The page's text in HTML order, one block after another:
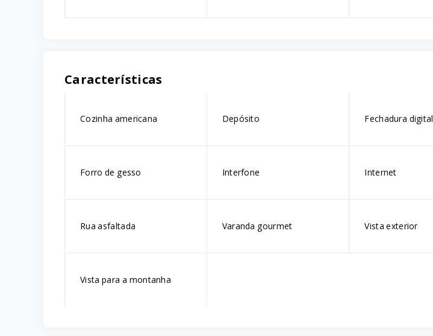
Características
Cozinha americana Depósito Fechadura digital
Forro de gesso Interfone Internet
Rua asfaltada Varanda gourmet Vista exterior
Vista para a montanha